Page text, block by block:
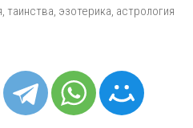
таинства, эзотерика, астрология